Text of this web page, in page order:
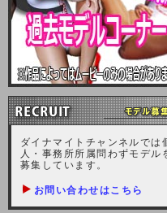
2022-09-01 (木)
【サーバーメンテナンスのお知ら
せ】
9月10日（土曜日）AM6：00から
AM8：00（予定）サーバーメン
ナンスを致します。ご迷惑をお
しますが、宜しくお願い致します
2021-10-22 (金)
2021/10/7に起きました地震によ
ダイナマイトチャンネルでは
人・事務所所属問わずモデル
募集しています。
お問い合わせはこちら